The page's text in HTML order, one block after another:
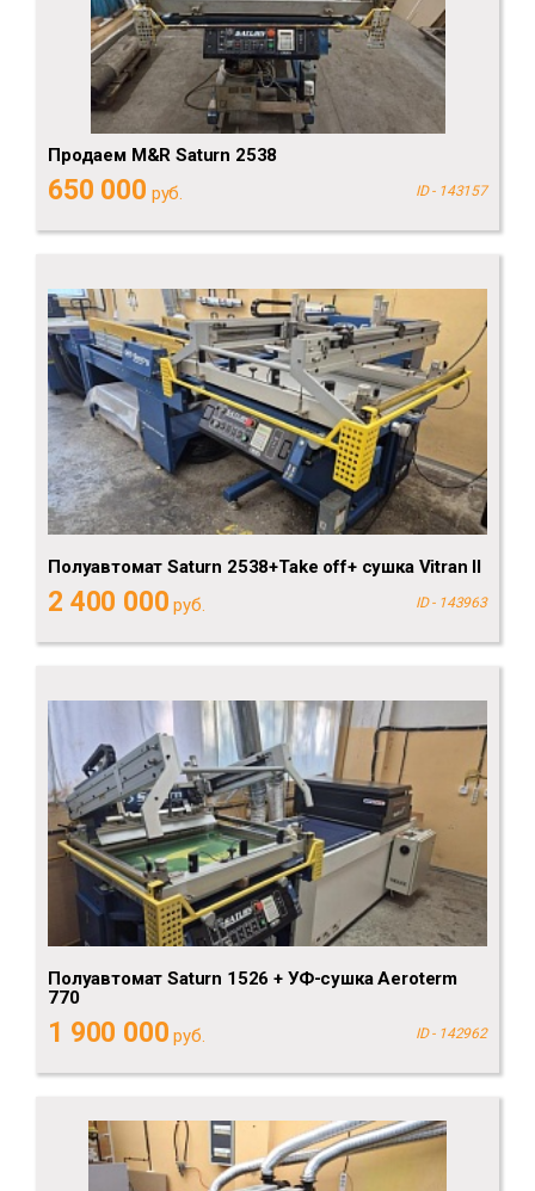
Продаем M&R Saturn 2538
650 000 руб. ID - 143157
Полуавтомат Saturn 2538+Take off+ сушка Vitran II
2 400 000 руб. ID - 143963
Полуавтомат Saturn 1526 + УФ-сушка Aeroterm
770
1 900 000 руб. ID - 142962